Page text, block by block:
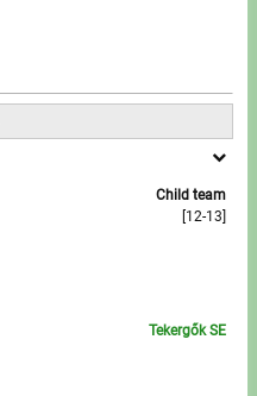
Child team
[12-13]
Tekergők SE